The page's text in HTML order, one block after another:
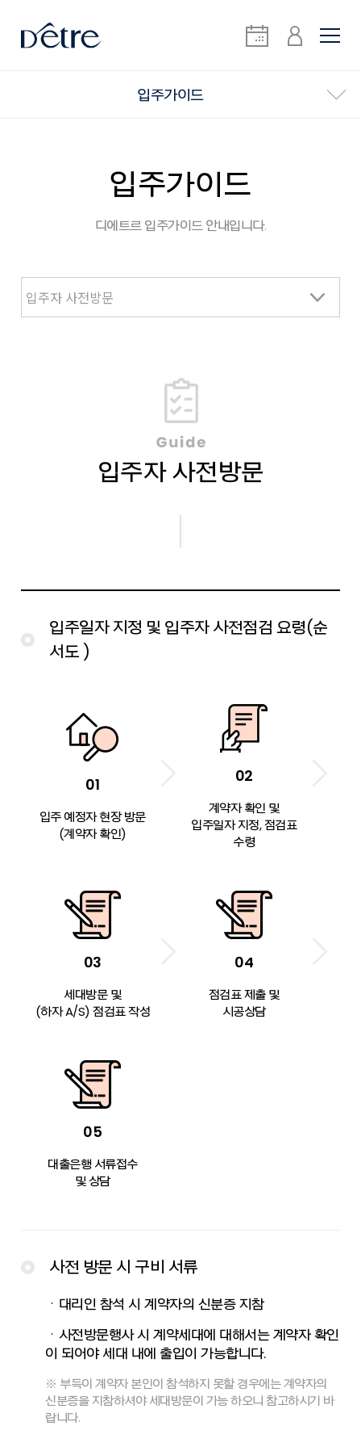
입주가이드
입주가이드
디에트르 입주가이드 안내입니다.
입주자 사전방문
입주일자 지정 및 입주자 사전점검 요령(순
서도 )
01
입주 예정자 현장 방문
(계약자 확인)
02
계약자 확인 및
입주일자 지정, 점검표
수령
03
세대방문 및
(하자 A/S) 점검표 작성
04
점검표 제출 및
시공상담
05
대출은행 서류접수
및 상담
사전 방문 시 구비 서류
ㆍ대리인 참석 시 계약자의 신분증 지참
ㆍ사전방문행사 시 계약세대에 대해서는 계약자 확인
이 되어야 세대 내에 출입이 가능합니다.
※ 부득이 계약자 본인이 참석하지 못할 경우에는 계약자의
신분증을 지참하셔야 세대방문이 가능 하오니 참고하시기 바
랍니다.